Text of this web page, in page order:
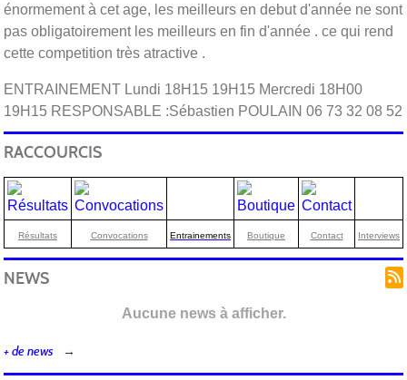
énormement à cet age, les meilleurs en debut d'année ne sont
pas obligatoirement les meilleurs en fin d'année . ce qui rend
cette competition très atractive .
ENTRAINEMENT Lundi 18H15 19H15 Mercredi 18H00
19H15 RESPONSABLE :Sébastien POULAIN 06 73 32 08 52
RACCOURCIS
Résultats Convocations Entrainements Boutique Contact Interviews
NEWS
Aucune news à afficher.
+ de news